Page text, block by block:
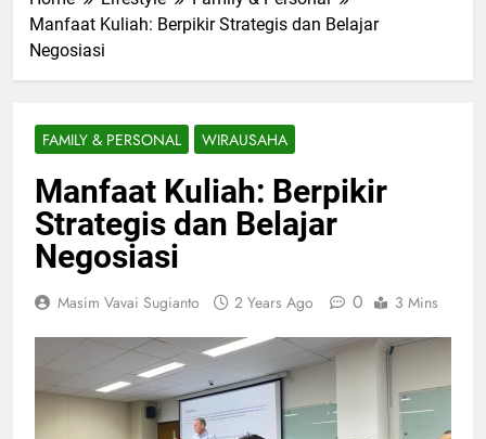
Manfaat Kuliah: Berpikir Strategis dan Belajar
Negosiasi
FAMILY & PERSONAL WIRAUSAHA
Manfaat Kuliah: Berpikir
Strategis dan Belajar
Negosiasi
Masim Vavai Sugianto 2 Years Ago 0 3 Mins